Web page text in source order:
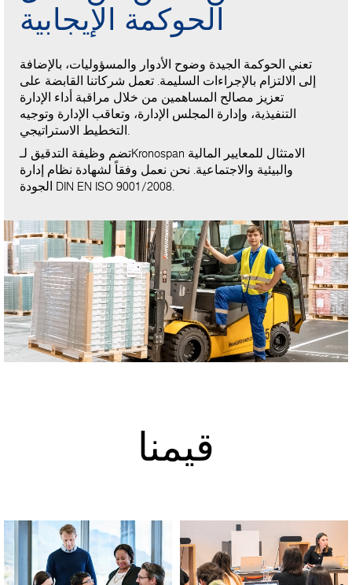
الحوكمة الإيجابية
تعني الحوكمة الجيدة وضوح الأدوار والمسؤوليات، بالإضافة
إلى الالتزام بالإجراءات السليمة. تعمل شركاتنا القابضة على
تعزيز مصالح المساهمين من خلال مراقبة أداء الإدارة
التنفيذية، وإدارة المجلس الإدارة، وتعاقب الإدارة وتوجيه
التخطيط الاستراتيجي.
تضم وظيفة التدقيق لـKronospan الامتثال للمعايير المالية
والبيئية والاجتماعية. نحن نعمل وفقاً لشهادة نظام إدارة
الجودة DIN EN ISO 9001/2008.
قيمنا